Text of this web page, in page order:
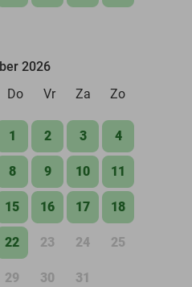
2026
Do Vr Za Zo
1 2 3 4
8 9 10 11
15 16 17 18
22 23 24 25
29 30 31